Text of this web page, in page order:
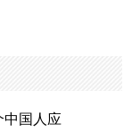
中国人应